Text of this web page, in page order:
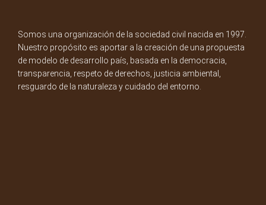
Somos una organización de la sociedad civil nacida en 1997.
Nuestro propósito es aportar a la creación de una propuesta
de modelo de desarrollo país, basada en la democracia,
transparencia, respeto de derechos, justicia ambiental,
resguardo de la naturaleza y cuidado del entorno.